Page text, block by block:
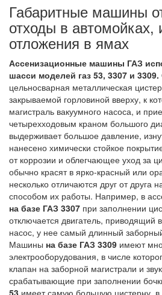
Габаритные машины
отходы в автомойках,
отложения в ямах
Ассенизационные машины ГАЗ
шасси моделей газ 53, 3307 и 3309.
цельносварная металлическая
закрываемой горловиной вверху, к
магистраль вакуумного насоса, и
четырехходовым краном большого
выдерживает большое давление,
нанесено химически стойкое
от коррозии и облегчающее уход за
обычно красят в ярко-красный или
несколько отличаются друг от друга
способом их работы. Например, в
на базе ГАЗ 3307 при заполнении
отключается двигатель, приводящий
насос, у нее самый длинный
Машины на базе ГАЗ 3309 имеют
электрооборудования, в числе
клапан на заборной магистрали и
срабатывающие при заполнении